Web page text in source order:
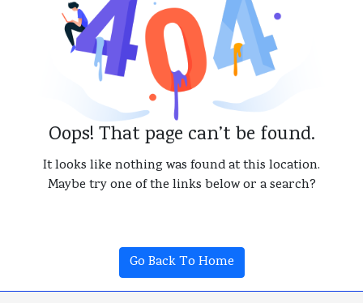
Oops! That page can’t be found.
It looks like nothing was found at this location.
Maybe try one of the links below or a search?
Go Back To Home